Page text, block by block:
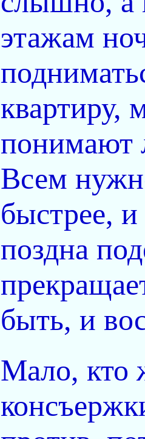
этажам
квартиру,
понимают
Всем
быстрее,
поздна
быть, и
Мало, кто